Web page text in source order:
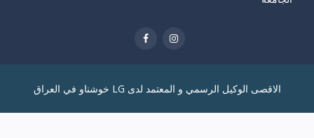
الاقصى الوكيل الرسمي و المعتمد لدى LG خوشناو في العراق